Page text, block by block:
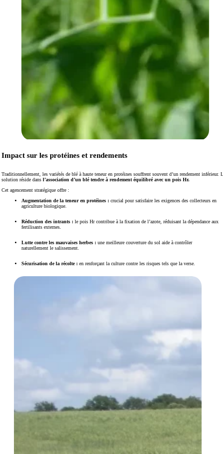
Impact sur les protéines et rendements
Traditionnellement, les variétés de blé à haute teneur en protéines souffrent souvent d’un rendement inférieur.
solution réside dans l’association d’un blé tendre à rendement équilibré avec un pois Hr.
Cet agencement stratégique offre :
Augmentation de la teneur en protéines : crucial pour satisfaire les exigences des collecteurs en
agriculture biologique.
Réduction des intrants : le pois Hr contribue à la fixation de l’azote, réduisant la dépendance aux
fertilisants externes.
Lutte contre les mauvaises herbes : une meilleure couverture du sol aide à contrôler
naturellement le salissement.
Sécurisation de la récolte : en renforçant la culture contre les risques tels que la verse.